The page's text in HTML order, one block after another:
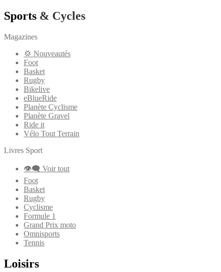
Sports & Cycles
Magazines
💢 Nouveautés
Foot
Basket
Rugby
Bikelive
eBlueRide
Planète Cyclisme
Planète Gravel
Ride it
Vélo Tout Terrain
Livres Sport
👁‍🗨 Voir tout
Foot
Basket
Rugby
Cyclisme
Formule 1
Grand Prix moto
Omnisports
Tennis
Loisirs